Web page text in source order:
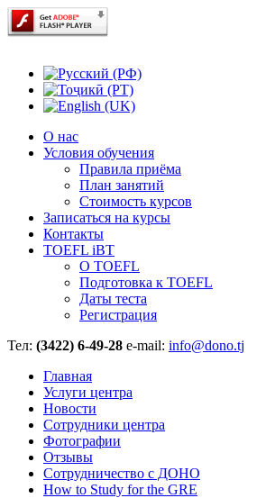
О нас
Условия обучения
Правила приёма
План занятий
Стоимость курсов
Записаться на курсы
Контакты
TOEFL iBT
О TOEFL
Подготовка к TOEFL
Даты теста
Регистрация
Тел: (3422) 6-49-28 e-mail: info@dono.tj
Главная
Услуги центра
Новости
Сотрудники центра
Фотографии
Отзывы
Сотрудничество с ДОНО
How to Study for the GRE